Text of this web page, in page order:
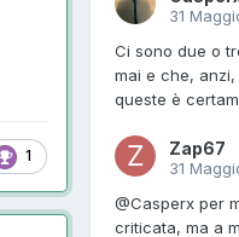
1
31
Ci sono due o
mai e che,
queste è
Zap67
31
@Casperx per
criticata, ma a